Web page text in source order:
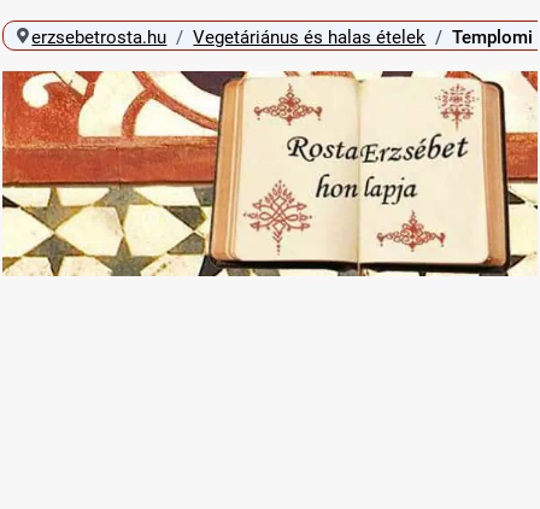
erzsebetrosta.hu Vegetáriánus és halas ételek Templomi